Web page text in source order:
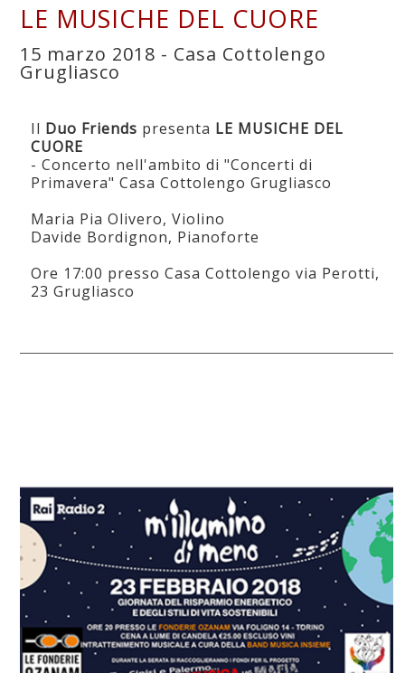
LE MUSICHE DEL CUORE
15 marzo 2018 - Casa Cottolengo
Grugliasco
Il Duo Friends presenta LE MUSICHE DEL
CUORE
- Concerto nell'ambito di "Concerti di
Primavera" Casa Cottolengo Grugliasco
Maria Pia Olivero, Violino
Davide Bordignon, Pianoforte
Ore 17:00 presso Casa Cottolengo via Perotti,
23 Grugliasco